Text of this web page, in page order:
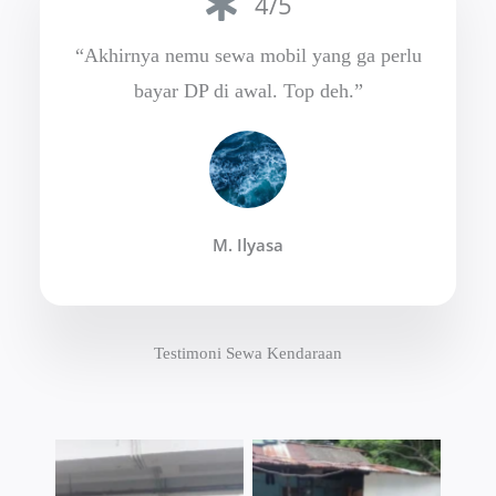
“Akhirnya nemu sewa mobil yang ga perlu
bayar DP di awal. Top deh.”
M. Ilyasa
Testimoni Sewa Kendaraan